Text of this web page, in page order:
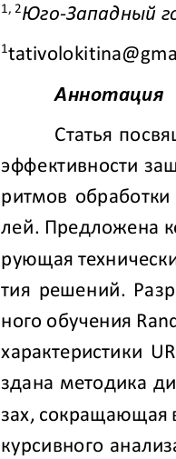
1, 2Юго-Западный
1tativolokitina@
Аннотация
Статья
эффективности
ритмов
лей. Предложена
рующая
тия решений.
ного обучения
характеристики
здана методика
зах, сокращающая
курсивного